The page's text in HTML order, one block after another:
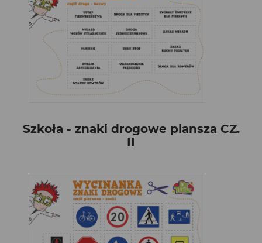
Szkoła - znaki drogowe plansza CZ.
II